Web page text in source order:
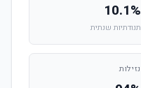
10.1%
תנודתיות שנתית
נזילות